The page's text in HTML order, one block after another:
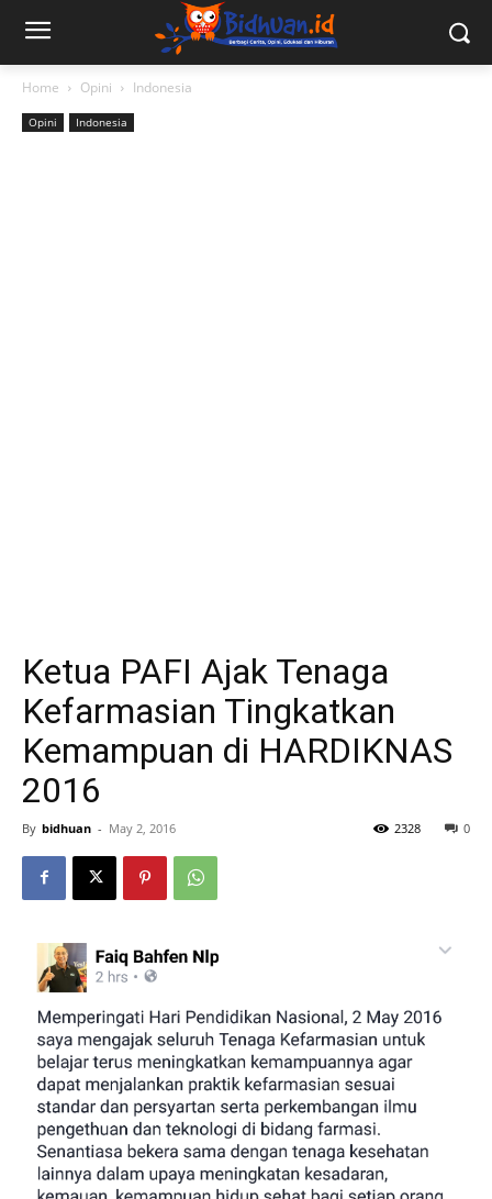
Home Opini Indonesia
Opini Indonesia
Ketua PAFI Ajak Tenaga
Kefarmasian Tingkatkan
Kemampuan di HARDIKNAS
2016
By bidhuan - May 2, 2016 0
2328